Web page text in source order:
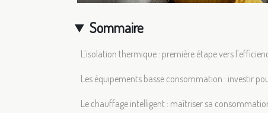
Sommaire
L'isolation thermique : première étape vers
Les équipements basse consommation : investir
Le chauffage intelligent : maîtriser sa